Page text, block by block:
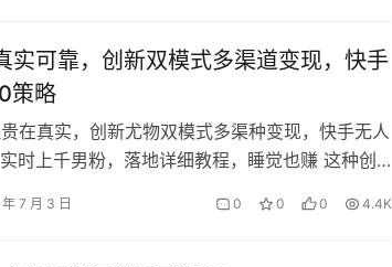
可靠，创新双模式多渠道变现，快手
策略
在真实，创新尤物双模式多渠种变现，快手无人
时上千男粉，落地详细教程，睡觉也赚 这种创
7 月 3 日 0 0 0 4.4K